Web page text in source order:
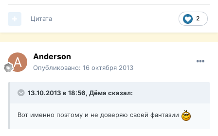
2
Цитата
Anderson
Опубликовано: 16 октября 2013
13.10.2013 в 18:56, Дёма сказал:
Вот именно поэтому и не доверяю своей фантазии